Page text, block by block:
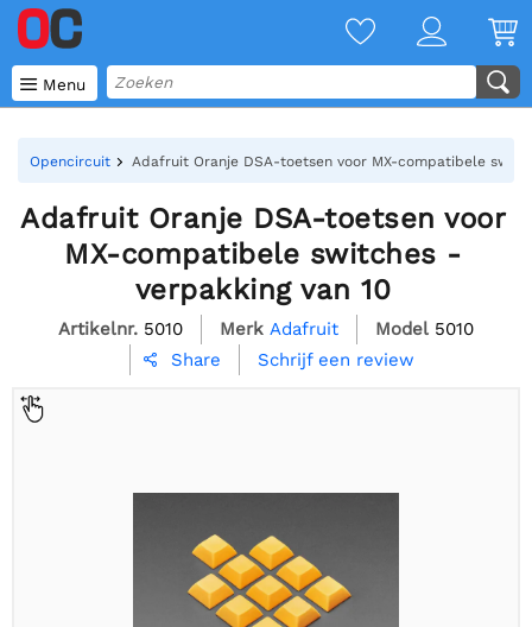
 Menu
Opencircuit Adafruit Oranje DSA-toetsen voor MX-compatibele
Adafruit Oranje DSA-toetsen voor
MX-compatibele switches -
verpakking van 10
Artikelnr. 5010 Merk Adafruit Model 5010
 Share Schrijf een review